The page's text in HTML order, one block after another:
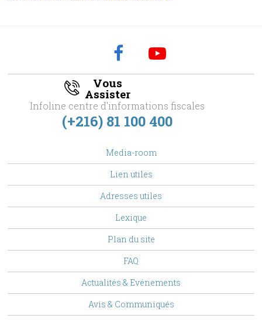
Vous
Assister
Infoline centre d'informations fiscales
(+216) 81 100 400
Media-room
Lien utiles
Adresses utiles
Lexique
Plan du site
FAQ
Actualités & Evénements
Avis & Communiqués